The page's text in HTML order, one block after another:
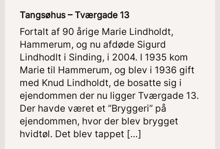
Tangsøhus – Tværgade 13
Fortalt af 90 årige Marie Lindholdt,
Hammerum, og nu afdøde Sigurd
Lindhodlt i Sinding, i 2004. I 1935 kom
Marie til Hammerum, og blev i 1936 gift
med Knud Lindholdt, de bosatte sig i
ejendommen der nu ligger Tværgade 13.
Der havde været et ”Bryggeri” på
ejendommen, hvor der blev brygget
hvidtøl. Det blev tappet […]